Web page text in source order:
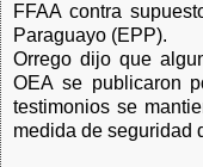
FFAA contra
Paraguayo (EPP).
Orrego dijo que
OEA se publicaron
testimonios se
medida de seguridad